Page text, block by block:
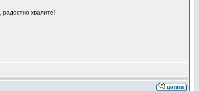
радостно хвалите!